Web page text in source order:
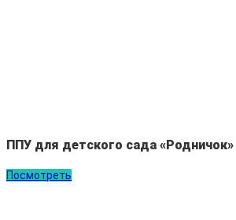
ППУ для детского сада «Родничок»
Посмотреть